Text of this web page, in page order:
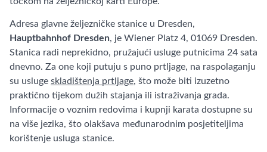
Adresa glavne željezničke stanice u Dresden,
Hauptbahnhof Dresden, je Wiener Platz 4, 01069 Dresden.
Stanica radi neprekidno, pružajući usluge putnicima 24 sata
dnevno. Za one koji putuju s puno prtljage, na raspolaganju
su usluge skladištenja prtljage, što može biti izuzetno
praktično tijekom dužih stajanja ili istraživanja grada.
Informacije o voznim redovima i kupnji karata dostupne su
na više jezika, što olakšava međunarodnim posjetiteljima
korištenje usluga stanice.